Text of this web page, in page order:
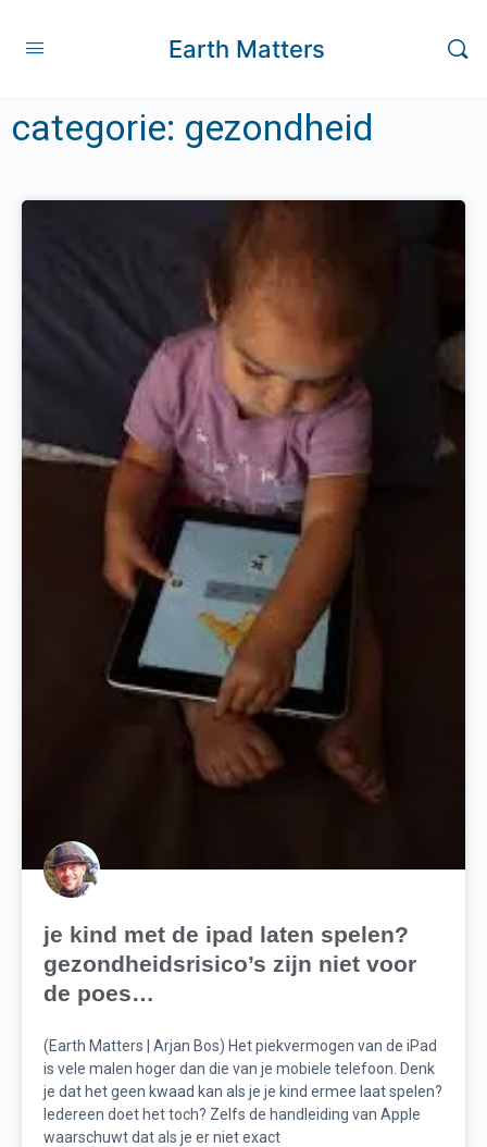
Earth Matters
categorie: gezondheid
je kind met de ipad laten spelen?
gezondheidsrisico’s zijn niet voor
de poes…
(Earth Matters | Arjan Bos) Het piekvermogen van de iPad
is vele malen hoger dan die van je mobiele telefoon. Denk
je dat het geen kwaad kan als je je kind ermee laat spelen?
Iedereen doet het toch? Zelfs de handleiding van Apple
waarschuwt dat als je er niet exact